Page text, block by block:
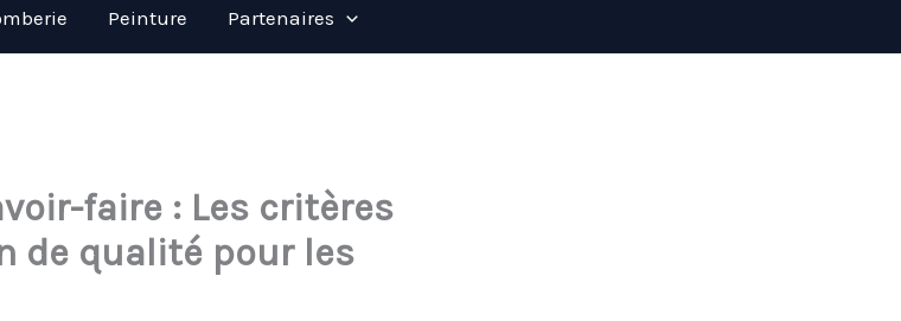
Peinture Partenaires
faire : Les critères
de qualité pour les